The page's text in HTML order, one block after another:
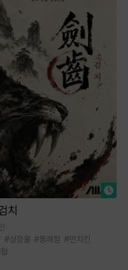
치
#성장물 #통쾌함 #먼치킨